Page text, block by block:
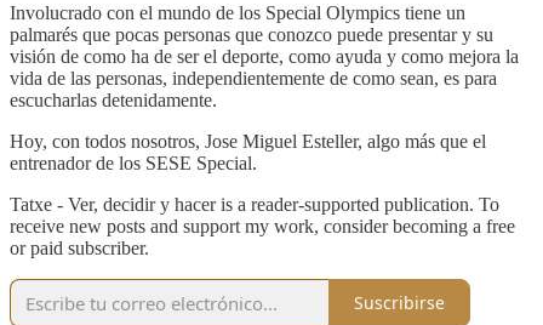
Involucrado con el mundo de los Special Olympics tiene un
palmarés que pocas personas que conozco puede presentar y su
visión de como ha de ser el deporte, como ayuda y como mejora la
vida de las personas, independientemente de como sean, es para
escucharlas detenidamente.
Hoy, con todos nosotros, Jose Miguel Esteller, algo más que el
entrenador de los SESE Special.
Tatxe - Ver, decidir y hacer is a reader-supported publication. To
receive new posts and support my work, consider becoming a free
or paid subscriber.
Suscribirse